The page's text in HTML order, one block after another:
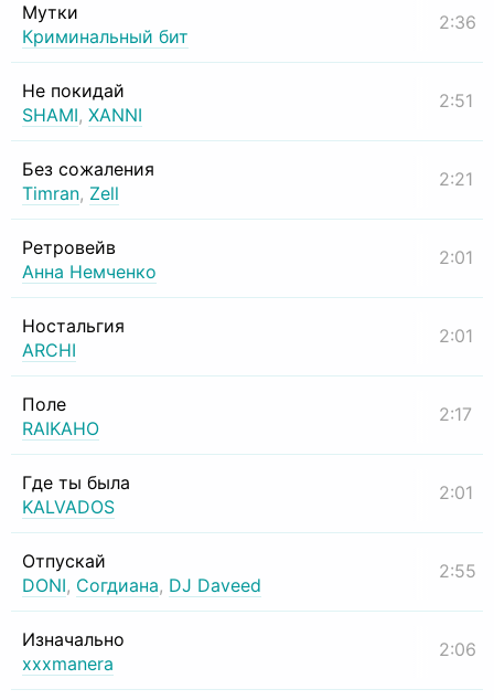
Мутки
Криминальный бит
2:36
Не покидай
SHAMI, XANNI
2:51
Без сожаления
Timran, Zell
2:21
Ретровейв
Анна Немченко
2:01
Ностальгия
ARCHI
2:01
Поле
RAIKAHO
2:17
Где ты была
KALVADOS
2:01
Отпускай
DONI, Согдиана, DJ Daveed
2:55
Изначально
xxxmanera
2:06